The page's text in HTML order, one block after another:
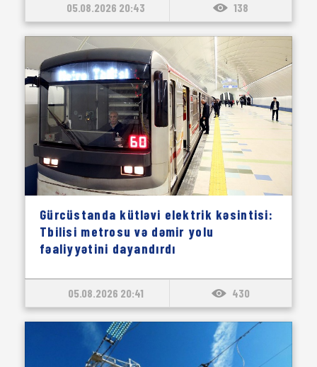
05.08.2026 20:43 138
Gürcüstanda kütləvi elektrik kəsintisi:
Tbilisi metrosu və dəmir yolu
fəaliyyətini dayandırdı
05.08.2026 20:41 430